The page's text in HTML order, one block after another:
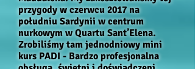
przygody w czerwcu 2017 na
południu Sardynii w centrum
nurkowym w Quartu Sant’Elena.
Zrobiliśmy tam jednodniowy mini
kurs PADI - Bardzo profesjonalna